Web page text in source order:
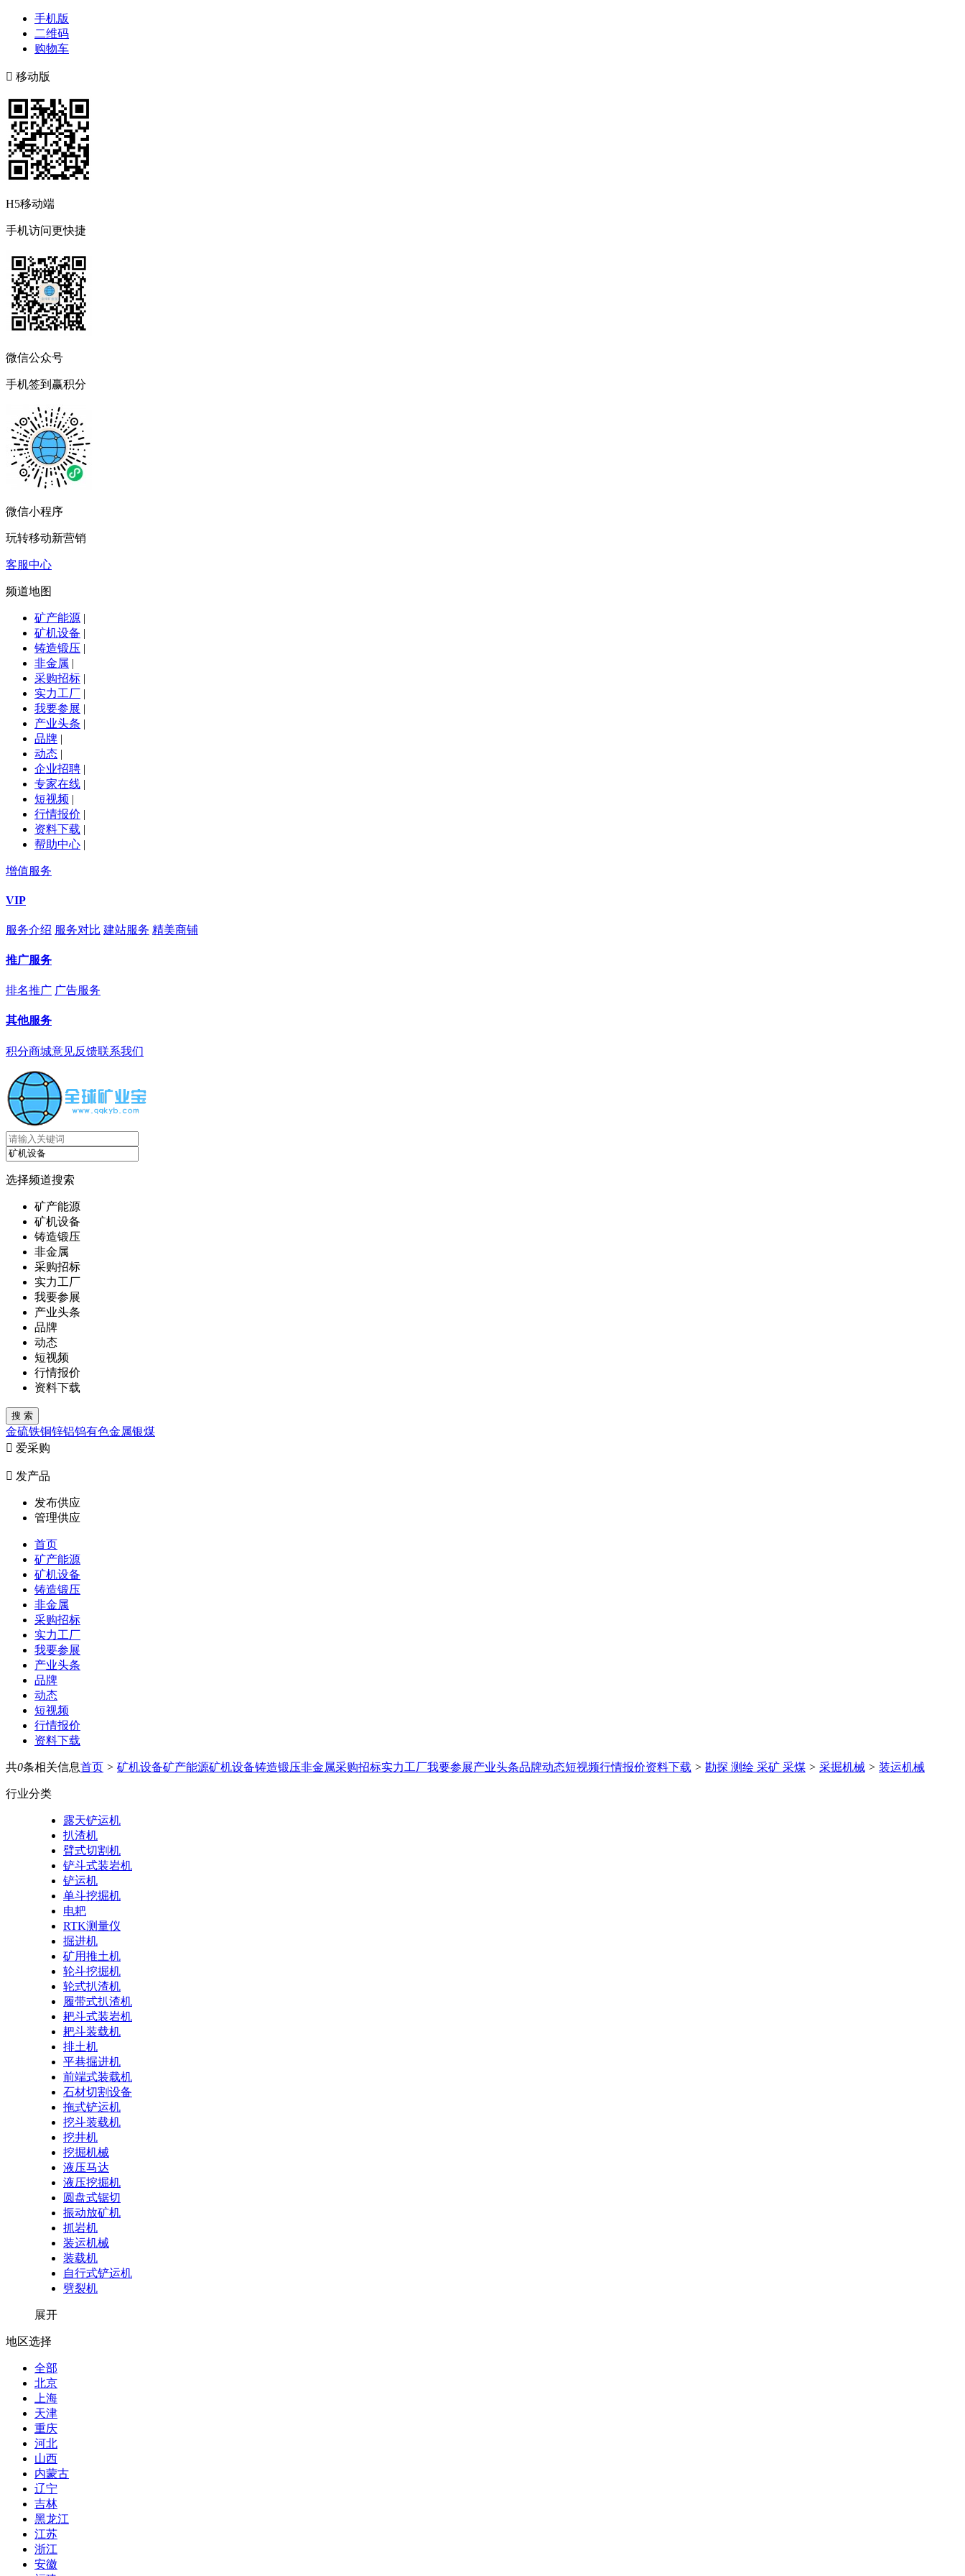
手机版
二维码
购物车
 移动版
H5移动端
手机访问更快捷
微信公众号
手机签到赢积分
微信小程序
玩转移动新营销
客服中心
频道地图
矿产能源 |
矿机设备 |
铸造锻压 |
非金属 |
采购招标 |
实力工厂 |
我要参展 |
产业头条 |
品牌 |
动态 |
企业招聘 |
专家在线 |
短视频 |
行情报价 |
资料下载 |
帮助中心 |
增值服务
VIP
服务介绍 服务对比 建站服务 精美商铺
推广服务
排名推广 广告服务
其他服务
积分商城意见反馈联系我们
选择频道搜索
矿产能源
矿机设备
铸造锻压
非金属
采购招标
实力工厂
我要参展
产业头条
品牌
动态
短视频
行情报价
资料下载
金硫铁铜锌铝钨有色金属银煤
 爱采购
 发产品
发布供应
管理供应
首页
矿产能源
矿机设备
铸造锻压
非金属
采购招标
实力工厂
我要参展
产业头条
品牌
动态
短视频
行情报价
资料下载
共0条相关信息首页 > 矿机设备矿产能源矿机设备铸造锻压非金属采购招标实力工厂我要参展产业头条品牌动态短视频行情报价资料下载 > 勘探 测绘 采矿 采煤 > 采掘机械 > 装运机械
行业分类
露天铲运机
扒渣机
臂式切割机
铲斗式装岩机
铲运机
单斗挖掘机
电耙
RTK测量仪
掘进机
矿用推土机
轮斗挖掘机
轮式扒渣机
履带式扒渣机
耙斗式装岩机
耙斗装载机
排土机
平巷掘进机
前端式装载机
石材切割设备
拖式铲运机
挖斗装载机
挖井机
挖掘机械
液压马达
液压挖掘机
圆盘式锯切
振动放矿机
抓岩机
装运机械
装载机
自行式铲运机
劈裂机
展开
地区选择
全部
北京
上海
天津
重庆
河北
山西
内蒙古
辽宁
吉林
黑龙江
江苏
浙江
安徽